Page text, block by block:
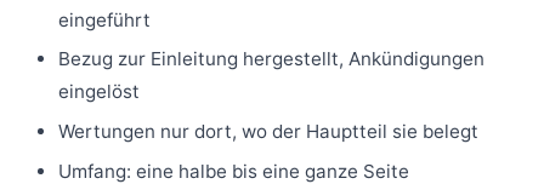
eingeführt
Bezug zur Einleitung hergestellt, Ankündigungen
eingelöst
Wertungen nur dort, wo der Hauptteil sie belegt
Umfang: eine halbe bis eine ganze Seite